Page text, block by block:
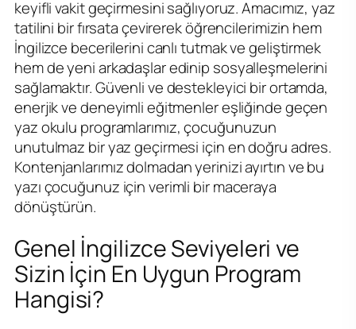
keyifli vakit geçirmesini sağlıyoruz. Amacımız, yaz
tatilini bir fırsata çevirerek öğrencilerimizin hem
İngilizce becerilerini canlı tutmak ve geliştirmek
hem de yeni arkadaşlar edinip sosyalleşmelerini
sağlamaktır. Güvenli ve destekleyici bir ortamda,
enerjik ve deneyimli eğitmenler eşliğinde geçen
yaz okulu programlarımız, çocuğunuzun
unutulmaz bir yaz geçirmesi için en doğru adres.
Kontenjanlarımız dolmadan yerinizi ayırtın ve bu
yazı çocuğunuz için verimli bir maceraya
dönüştürün.
Genel İngilizce Seviyeleri ve
Sizin İçin En Uygun Program
Hangisi?